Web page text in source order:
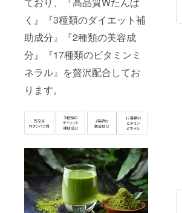
く』『3種類のダイエット補
助成分』『2種類の美容成
分』『17種類のビタミンミ
ネラル』を贅沢配合してお
ります。